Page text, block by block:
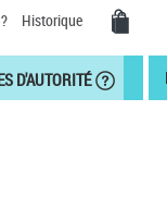
Historique
D'AUTORITÉ